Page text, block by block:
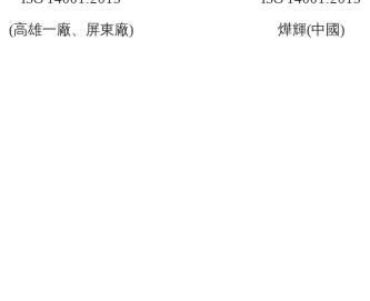
(高雄一廠、屏東廠)
燁輝(中國)